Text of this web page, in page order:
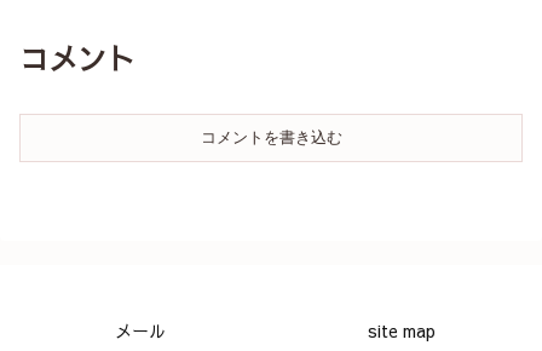
コメント
コメントを書き込む
メール
site map